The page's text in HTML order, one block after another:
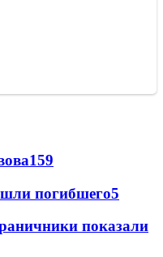
159
погибшего5
показали